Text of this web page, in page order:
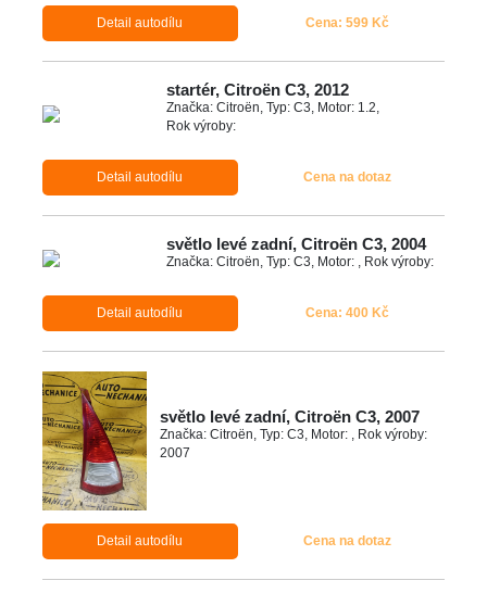
Detail autodílu Cena: 599 Kč
startér, Citroën C3, 2012
Značka: Citroën, Typ: C3, Motor: 1.2,
Rok výroby:
Detail autodílu Cena na dotaz
světlo levé zadní, Citroën C3, 2004
Značka: Citroën, Typ: C3, Motor: , Rok výroby:
Detail autodílu Cena: 400 Kč
světlo levé zadní, Citroën C3, 2007
Značka: Citroën, Typ: C3, Motor: , Rok výroby:
2007
Detail autodílu Cena na dotaz